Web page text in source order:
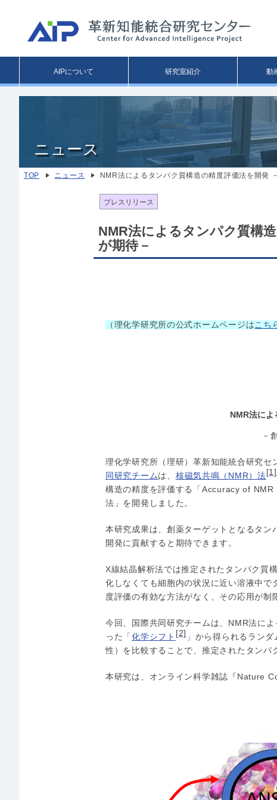
AIPについて 研究室紹介 動
ニュース
TOP ニュース NMR法によるタンパク質構造の精度評価法を開発
プレスリリース
NMR法によるタンパク質構
が期待－
（理化学研究所の公式ホームページはこち
NMR法に
－
理化学研究所（理研）革新知能統合研究
同研究チームは、 核磁気共鳴（NMR）法[1]
構造の精度を評価する「Accuracy of
法」を開発しました。
本研究成果は、創薬ターゲットとなるタ
開発に貢献すると期待できます。
X線結晶解析法では推定されたタンパク質
化しなくても細胞内の状況に近い溶液中
度評価の有効な方法がなく、その応用が制
今回、国際共同研究チームは、NMR法に
った「化学シフト [2]」から得られるランダ
性）を比較することで、推定されたタンパ
本研究は、オンライン科学雑誌『Nature